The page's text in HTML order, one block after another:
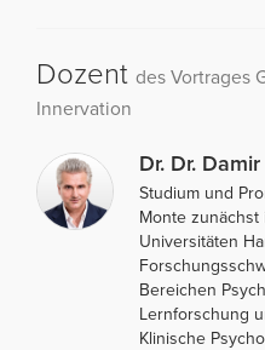
Dozent des Vortrages
Innervation
Dr. Dr.
Studium und
Monte zunächst
Universitäten
Bereichen
Lernforschung
Klinische